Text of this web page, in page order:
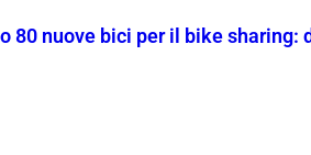
80 nuove bici per il bike sharing: